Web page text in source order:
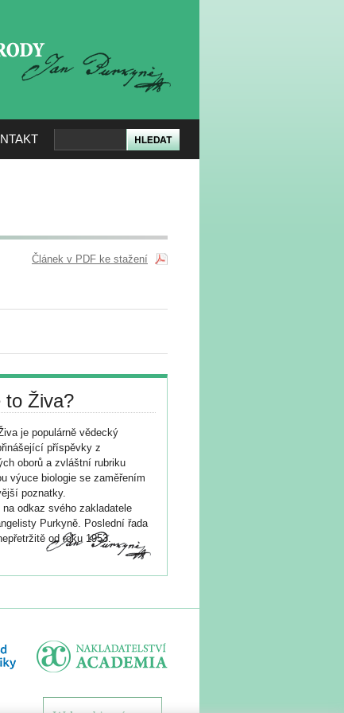
Článek v PDF ke stažení
to Živa?
je populárně vědecký
příspěvky z
oborů a zvláštní rubriku
výuce biologie se zaměřením
poznatky.
na odkaz svého zakladatele
Purkyně. Poslední řada
od roku 1953.